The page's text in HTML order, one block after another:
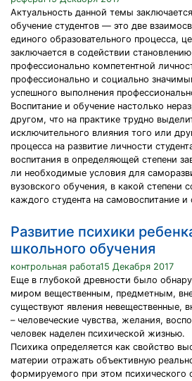
Актуальность данной темы
обучение студентов — это две
единого образовательного процесса,
заключается в содействии
профессионально компетентной
профессионально и социально
успешного выполнения
Воспитание и обучение настолько
другом, что на практике трудно
исключительного влияния того или
процесса на развитие личности
воспитания в определяющей степени
ли необходимые условия для
вузовского обучения, в какой степени
каждого студента на самовоспитание
Развитие психики
школьного обучения
контрольная работа15 Декабря 2017
Еще в глубокой древности было
миром вещественным, предметным,
существуют явления невещественные,
– человеческие чувства, желания,
человек наделен психической жизнью.
Психика определяется как свойство
материи отражать объективную
формируемого при этом психического